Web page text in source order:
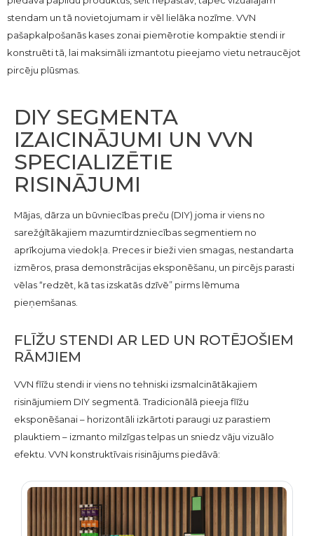
stendam un tā novietojumam ir vēl lielāka nozīme. VVN
pašapkalpošanās kases zonai piemērotie kompaktie stendi ir
konstruēti tā, lai maksimāli izmantotu pieejamo vietu netraucējot
pircēju plūsmas.
DIY SEGMENTA
IZAICINĀJUMI UN VVN
SPECIALIZĒTIE
RISINĀJUMI
Mājas, dārza un būvniecības preču (DIY) joma ir viens no
sarežģītākajiem mazumtirdzniecības segmentiem no
aprīkojuma viedokļa. Preces ir bieži vien smagas, nestandarta
izmēros, prasa demonstrācijas eksponēšanu, un pircējs parasti
vēlas “redzēt, kā tas izskatās dzīvē” pirms lēmuma
pieņemšanas.
FLĪŽU STENDI AR LED UN ROTĒJOŠIEM
RĀMJIEM
VVN flīžu stendi ir viens no tehniski izsmalcinātākajiem
risinājumiem DIY segmentā. Tradicionālā pieeja flīžu
eksponēšanai – horizontāli izkārtoti paraugi uz parastiem
plauktiem – izmanto milzīgas telpas un sniedz vāju vizuālo
efektu. VVN konstruktīvais risinājums piedāvā: